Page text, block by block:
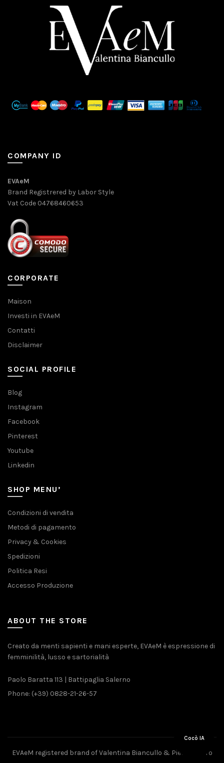
COMPANY ID
EVAeM
Brand Registrered by Labor Style
Vat Code 04768460653
CORPORATE
Maison
Investi in EVAeM
Contatti
Disclaimer
SOCIAL PROFILE
Blog
Instagram
Facebook
Pinterest
Youtube
Linkedin
SHOP MENU’
Condizioni di vendita
Metodi di pagamento
Privacy & Cookies
Spedizioni
Politica Resi
Accesso Produzione
ABOUT THE STORE
Creato da menti sapienti e mani esperte, EVAeM è espressione di
femminilità, lusso e sartorialità
Paolo Baratta 113 | Battipaglia Salerno
Phone: (+39) 0828-21-26-57
EVAeM registered brand of Valentina Biancullo & Pietro Piliero
Cocò IA